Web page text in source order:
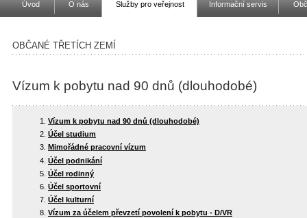
Úvod O nás Služby pro veřejnost Informační servis
OBČANÉ TŘETÍCH ZEMÍ
Vízum k pobytu nad 90 dnů (dlouhodobé)
Vízum k pobytu nad 90 dnů (dlouhodobé)
Účel studium
Mimořádné pracovní vízum
Účel podnikání
Účel rodinný
Účel sportovní
Účel kulturní
Vízum za účelem převzetí povolení k pobytu - D/VR